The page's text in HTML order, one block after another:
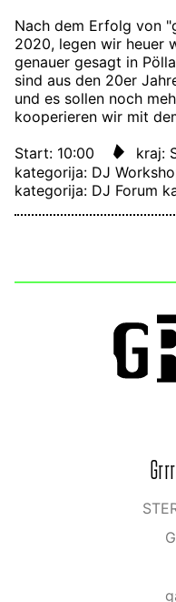
Nach dem Erfolg von
2020, legen wir heuer
genauer gesagt in
sind aus den 20er
und es sollen noch
kooperieren wir mit
Start: 10:00
kraj:
kategorija: DJ
kategorija: DJ Forum